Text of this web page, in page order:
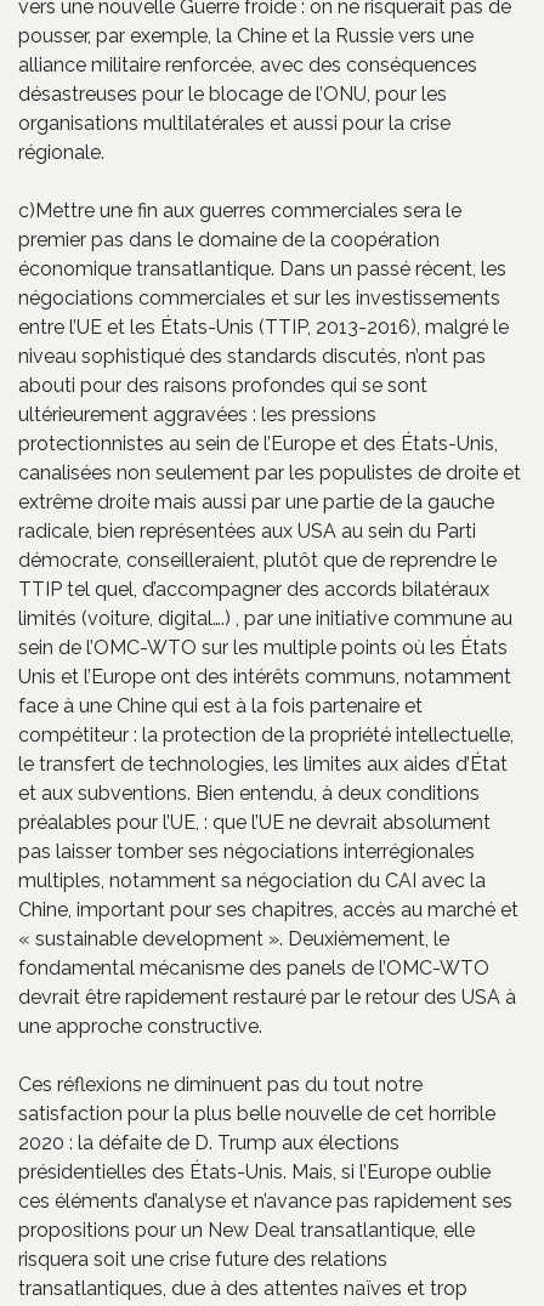
vers une nouvelle Guerre froide : on ne risquerait pas de
pousser, par exemple, la Chine et la Russie vers une
alliance militaire renforcée, avec des conséquences
désastreuses pour le blocage de l’ONU, pour les
organisations multilatérales et aussi pour la crise
régionale.
c)Mettre une fin aux guerres commerciales sera le
premier pas dans le domaine de la coopération
économique transatlantique. Dans un passé récent, les
négociations commerciales et sur les investissements
entre l’UE et les États-Unis (TTIP, 2013-2016), malgré le
niveau sophistiqué des standards discutés, n’ont pas
abouti pour des raisons profondes qui se sont
ultérieurement aggravées : les pressions
protectionnistes au sein de l’Europe et des États-Unis,
canalisées non seulement par les populistes de droite et
extrême droite mais aussi par une partie de la gauche
radicale, bien représentées aux USA au sein du Parti
démocrate, conseilleraient, plutôt que de reprendre le
TTIP tel quel, d’accompagner des accords bilatéraux
limités (voiture, digital….) , par une initiative commune au
sein de l’OMC-WTO sur les multiple points où les États
Unis et l’Europe ont des intérêts communs, notamment
face à une Chine qui est à la fois partenaire et
compétiteur : la protection de la propriété intellectuelle,
le transfert de technologies, les limites aux aides d’État
et aux subventions. Bien entendu, à deux conditions
préalables pour l’UE, : que l’UE ne devrait absolument
pas laisser tomber ses négociations interrégionales
multiples, notamment sa négociation du CAI avec la
Chine, important pour ses chapitres, accès au marché et
« sustainable development ». Deuxièmement, le
fondamental mécanisme des panels de l’OMC-WTO
devrait être rapidement restauré par le retour des USA à
une approche constructive.
Ces réflexions ne diminuent pas du tout notre
satisfaction pour la plus belle nouvelle de cet horrible
2020 : la défaite de D. Trump aux élections
présidentielles des États-Unis. Mais, si l’Europe oublie
ces éléments d’analyse et n’avance pas rapidement ses
propositions pour un New Deal transatlantique, elle
risquera soit une crise future des relations
transatlantiques, due à des attentes naïves et trop